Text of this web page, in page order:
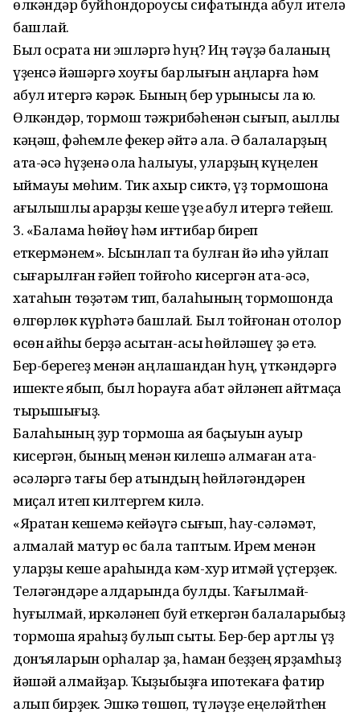
өлкәндәр буй­һондороусы сифатында ҡабул ителә
башлай.
Был осраҡта ни эшләргә һуң? Иң тәүҙә баланың
үҙенсә йәшәргә хоҡуғы барлығын аңларға һәм
ҡабул итергә кәрәк. Бының бер ҡурҡынысы ла юҡ.
Өлкәндәр, тормош тәжрибәһенән сығып, аҡыллы
кәңәш, фәһемле фекер әйтә ала. Ә балаларҙың
ата-әсә һүҙенә ҡолаҡ һалыуы, уларҙың күңелен
ҡыймауы мөһим. Тик ахыр сиктә, үҙ тормошона
ҡағылышлы ҡарарҙы кеше үҙе ҡабул итергә тейеш.
3. «Балама һөйөү һәм иғтибар биреп
еткермәнем». Ысынлап та булған йә иһә уйлап
сығарылған ғәйеп тойғоһо кисергән ата-әсә,
хатаһын төҙәтәм тип, балаһының тормошонда
өлгөрлөк күрһәтә башлай. Был тойғонан ҡотолор
өсөн ҡайһы берҙә асыҡтан-асыҡ һөйләшеү ҙә етә.
Бер-берегеҙ менән аңлашҡандан һуң, үткәндәргә
ишекте ябып, был һорауға ҡабат әйләнеп ҡайтмаҫҡа
тырышығыҙ.
Балаһының ҙур тормошҡа аяҡ баҫы­уын ауыр
кисергән, бының менән килешә алмаған ата-
әсәләргә тағы бер ҡатындың һөйләгәндәрен
миҫал итеп килтергем килә.
«Яратҡан кешемә кейәүгә сығып, һау-сәләмәт,
алмалай матур өс бала таптым. Ирем менән
уларҙы кеше араһында кәм-хур итмәй үҫтерҙек.
Теләгәндәре алдарында булды. Ҡа­ғыл­май-
һуғылмай, иркәләнеп буй еткер­гән балаларыбыҙ
тормошҡа яраҡһыҙ булып сыҡты. Бер-бер артлы үҙ
донъяларын ҡорһалар ҙа, һаман беҙҙең яр­ҙамһыҙ
йәшәй алмай­ҙар. Ҡыҙыбыҙ­ға ипотекаға фатир
алып бирҙек. Эшкә төшөп, түләүҙе еңеләйт­һен